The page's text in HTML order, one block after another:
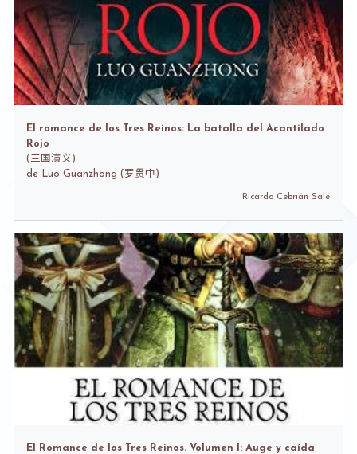
El romance de los Tres Reinos: La batalla del Acantilado
Rojo
( 三国演义)
de Luo Guanzhong (罗贯中)
Ricardo Cebrián Salé
El Romance de los Tres Reinos. Volumen I: Auge y caída